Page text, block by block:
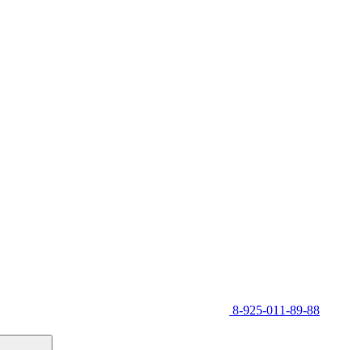
8-925-011-89-88